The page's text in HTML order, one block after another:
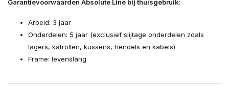
Garantievoorwaarden Absolute Line bij thuisgebruik:
Arbeid: 3 jaar
Onderdelen: 5 jaar (exclusief slijtage onderdelen zoals
lagers, katrollen, kussens, hendels en kabels)
Frame: levenslang